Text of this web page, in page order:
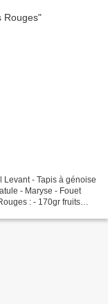
Levant - Tapis à génoise
- Maryse - Fouet
: - 170gr fruits